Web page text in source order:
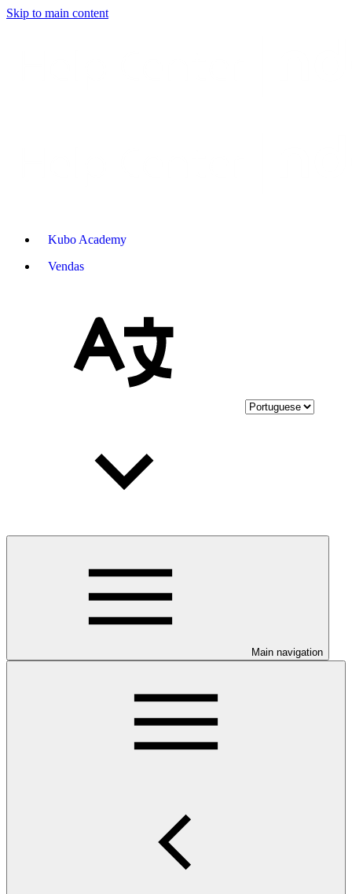
Skip to main content
Kubo Academy
Vendas
Main navigation